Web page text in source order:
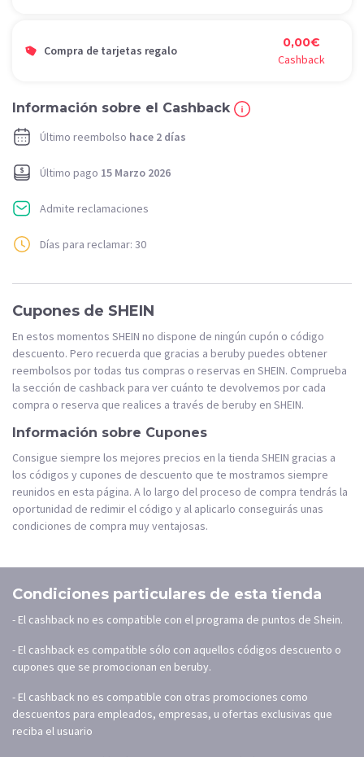
Compra de tarjetas regalo
0,00€
Cashback
Información sobre el Cashback
Último reembolso hace 2 días
Último pago 15 Marzo 2026
Admite reclamaciones
Días para reclamar: 30
Cupones de SHEIN
En estos momentos SHEIN no dispone de ningún cupón o código
descuento. Pero recuerda que gracias a beruby puedes obtener
reembolsos por todas tus compras o reservas en SHEIN. Comprueba
la sección de cashback para ver cuánto te devolvemos por cada
compra o reserva que realices a través de beruby en SHEIN.
Información sobre Cupones
Consigue siempre los mejores precios en la tienda SHEIN gracias a
los códigos y cupones de descuento que te mostramos siempre
reunidos en esta página. A lo largo del proceso de compra tendrás la
oportunidad de redimir el código y al aplicarlo conseguirás unas
condiciones de compra muy ventajosas.
Condiciones particulares de esta tienda
- El cashback no es compatible con el programa de puntos de Shein.
- El cashback es compatible sólo con aquellos códigos descuento o
cupones que se promocionan en beruby.
- El cashback no es compatible con otras promociones como
descuentos para empleados, empresas, u ofertas exclusivas que
reciba el usuario